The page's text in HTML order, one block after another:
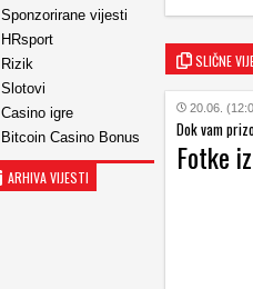
Sponzorirane vijesti
HRsport
Rizik
Slotovi
Casino igre
Bitcoin Casino Bonus
ARHIVA VIJESTI
SLIČNE
20.06.
Dok vam
Fotke